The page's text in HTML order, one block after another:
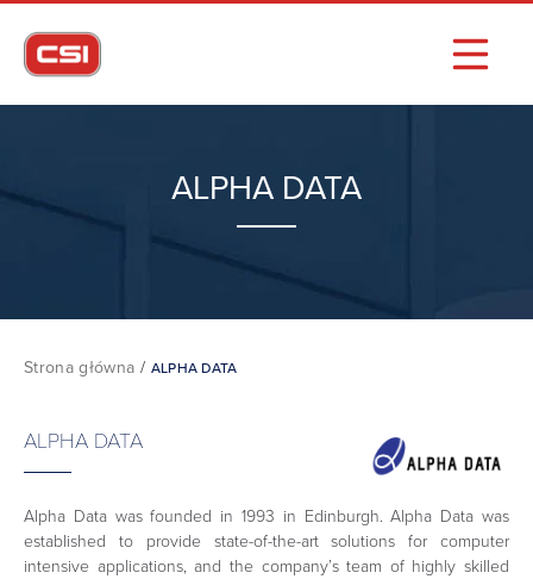
ALPHA DATA
Strona główna / ALPHA DATA
ALPHA DATA
Alpha Data was founded in 1993 in Edinburgh. Alpha Data was
established to provide state-of-the-art solutions for computer
intensive applications, and the company’s team of highly skilled